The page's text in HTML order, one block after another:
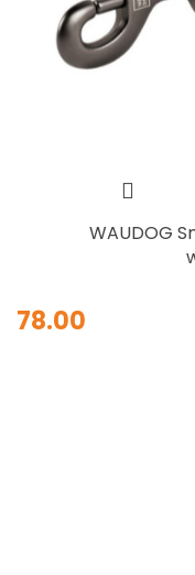
WAUDOG
78.00